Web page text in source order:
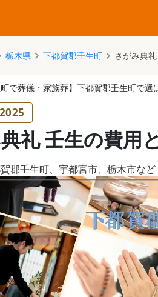
栃木県 下都賀郡壬生町 さがみ典
町で葬儀・家族葬】下都賀郡壬生町で選
礼 壬生の費用
郡壬生町、 宇都宮市、 栃木市など